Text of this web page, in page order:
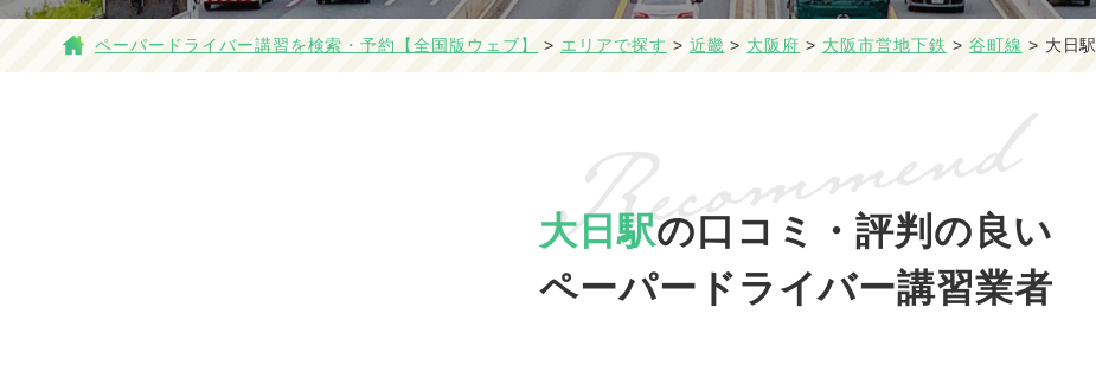
ペーパードライバー講習を検索・予約【全国版ウェブ】 > エリアで探す > 近畿 > 大阪府 > 大阪市営地下鉄 > 谷町線 > 大日駅
大日駅の口コミ・評判の良い
ペーパードライバー講習業者